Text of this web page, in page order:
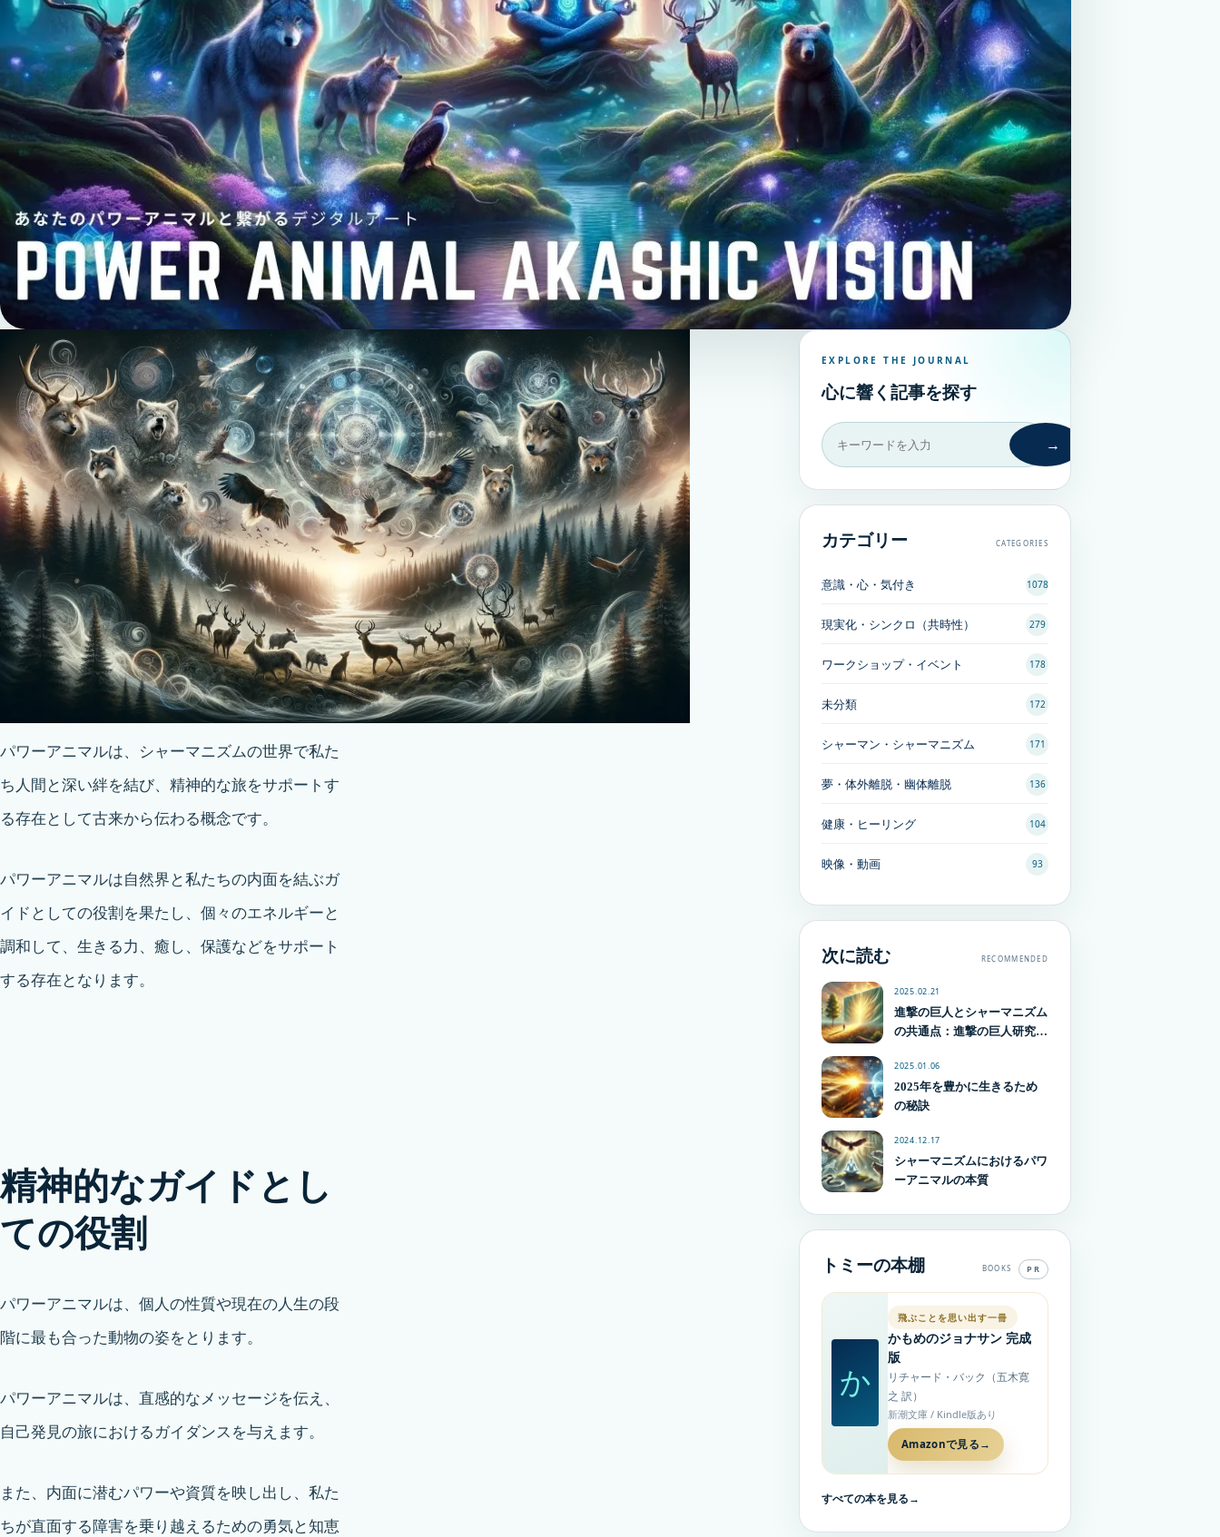
パワーアニマルは、シャーマニズムの世界で私た
ち人間と深い絆を結び、精神的な旅をサポートす
る存在として古来から伝わる概念です。
パワーアニマルは自然界と私たちの内面を結ぶガ
イドとしての役割を果たし、個々のエネルギーと
調和して、生きる力、癒し、保護などをサポート
する存在となります。
精神的なガイドとし
ての役割
パワーアニマルは、個人の性質や現在の人生の段
階に最も合った動物の姿をとります。
パワーアニマルは、直感的なメッセージを伝え、
自己発見の旅におけるガイダンスを与えます。
また、内面に潜むパワーや資質を映し出し、私た
ちが直面する障害を乗り越えるための勇気と知恵
EXPLORE THE JOURNAL
心に響く記事を探す
→
カテゴリー CATEGORIES
意識・心・気付き 1078
現実化・シンクロ（共時性） 279
ワークショップ・イベント 178
未分類 172
シャーマン・シャーマニズム 171
夢・体外離脱・幽体離脱 136
健康・ヒーリング 104
映像・動画 93
次に読む RECOMMENDED
2025.02.21
進撃の巨人とシャーマニズム
の共通点：進撃の巨人研究家
書いてもらう
2025.01.06
2025年を豊かに生きるため
の秘訣
2024.12.17
シャーマニズムにおけるパワ
ーアニマルの本質
トミーの本棚 BOOKS PR
か
飛ぶことを思い出す一冊
かもめのジョナサン 完成
版
リチャード・バック（五木寛
之 訳）
新潮文庫 / Kindle版あり
Amazonで見る →
すべての本を見る→